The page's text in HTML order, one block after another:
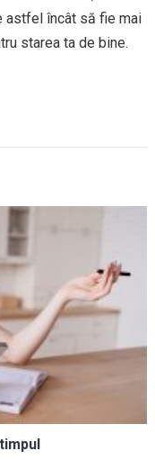
astfel încât să fie mai
starea ta de bine.